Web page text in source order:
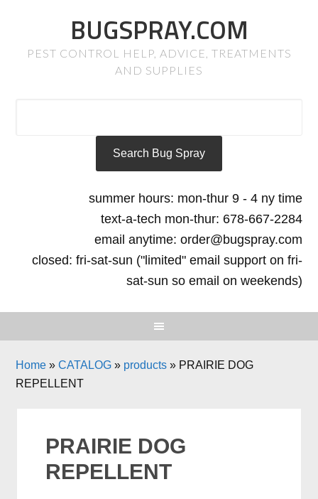
BUGSPRAY.COM
PEST CONTROL HELP, ADVICE, TREATMENTS
AND SUPPLIES
summer hours: mon-thur 9 - 4 ny time
text-a-tech mon-thur: 678-667-2284
email anytime: order@bugspray.com
closed: fri-sat-sun ("limited" email support on fri-
sat-sun so email on weekends)
Home »CATALOG » products » PRAIRIE DOG
REPELLENT
PRAIRIE DOG
REPELLENT